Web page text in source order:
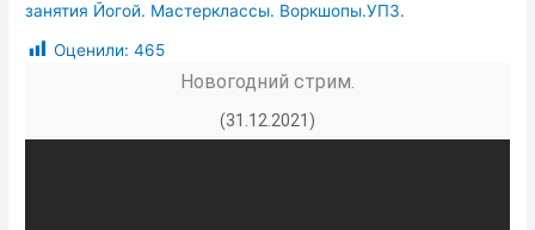
занятия Йогой. Мастерклассы. Воркшопы.УПЗ.
Оценили: 465
Новогодний стрим.
(31.12.2021)